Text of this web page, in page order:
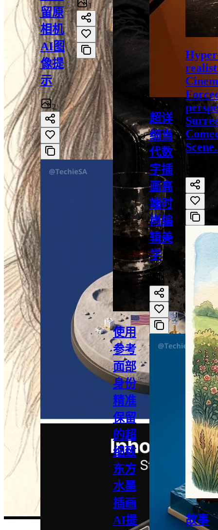
留原
相机
AI图
像提
示
2
1
使用
参考
面部
身份
精准
保留
的超
细致
东方
水墨
插画
AI提
超详
细当
代数
字插
画高
端时
尚编
辑美
学
4
故事